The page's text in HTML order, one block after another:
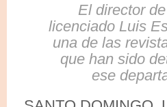
El director
licenciado Luis
una de las
que han sido
ese